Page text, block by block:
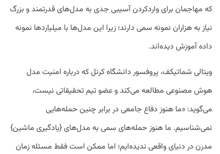
که مهاجمان برای واردکردن آسیبی جدی به مدل‌های قدرتمند و بزرگ
نیاز به هزاران نمونه سمی دارند؛ زیرا این مدل‌ها با میلیاردها نمونه
داده آموزش دیده‌اند.
ویتالی شماتیکف، پروفسور دانشگاه کرنل که درباره امنیت مدل
هوش مصنوعی مطالعه می‌کند و عضو تیم تحقیقاتی نیست،
می‌گوید: «ما هنوز دفاع جامعی در برابر چنین حمله‌هایی
نمی‌شناسیم. ما هنوز حمله‌های سمی به مدل‌های {یادگیری ماشین}
مدرن در دنیای واقعی ندیده‌ایم؛ اما ممکن است فقط مسئله زمان